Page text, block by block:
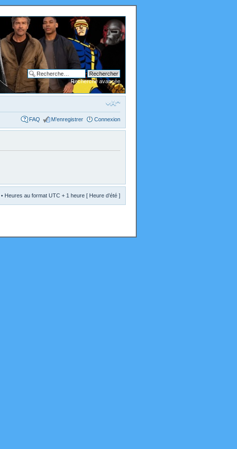
Recherche avancée
FAQ M’enregistrer Connexion
• Heures au format UTC + 1 heure [ Heure d’été ]